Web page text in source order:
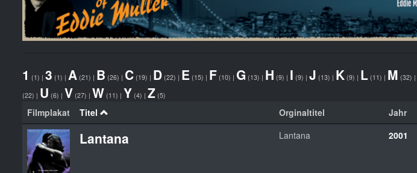
1 (1) | 3 (1) | A (21) | B (26) | C (19) | D (22) | E (15) | F (10) | G (13) | H (9) | I (9) | J (13) | K (9) | L (11) | M (32) |
(22) | U (6) | V (27) | W (11) | Y (4) | Z (5)
Filmplakat Titel Orginaltitel Jahr
Lantana Lantana 2001